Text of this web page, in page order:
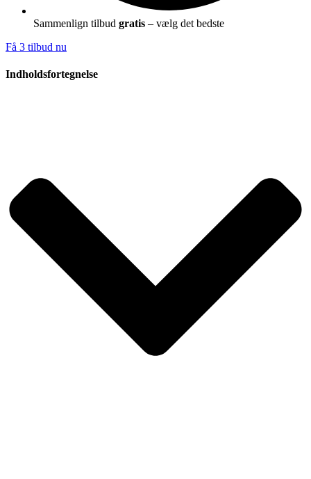
Sammenlign tilbud gratis – vælg det bedste
Få 3 tilbud nu
Indholdsfortegnelse